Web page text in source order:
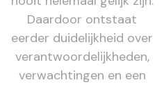
Daardoor ontstaat
eerder duidelijkheid over
verantwoordelijkheden,
verwachtingen en een